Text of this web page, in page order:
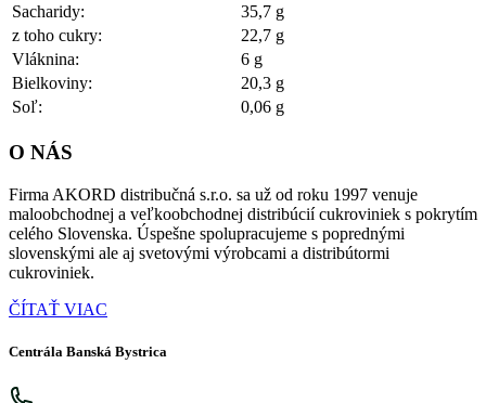
Sacharidy:
35,7 g
z toho cukry:
22,7 g
Vláknina:
6 g
Bielkoviny:
20,3 g
Soľ:
0,06 g
O NÁS
Firma AKORD distribučná s.r.o. sa už od roku 1997 venuje
maloobchodnej a veľkoobchodnej distribúcií cukroviniek s pokrytím
celého Slovenska. Úspešne spolupracujeme s poprednými
slovenskými ale aj svetovými výrobcami a distribútormi
cukroviniek.
ČÍTAŤ VIAC
Centrála Banská Bystrica